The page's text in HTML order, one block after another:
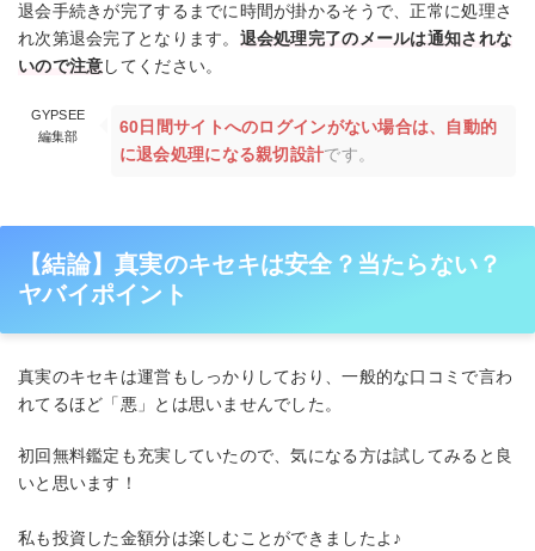
退会手続きが完了するまでに時間が掛かるそうで、正常に処理さ
れ次第退会完了となります。 退会処理完了のメールは通知されな
いので注意してください。
GYPSEE
編集部
60日間サイトへのログインがない場合は、自動的
に退会処理になる親切設計です。
【結論】真実のキセキは安全？当たらない？
ヤバイポイント
真実のキセキは運営もしっかりしており、一般的な口コミで言わ
れてるほど「悪」とは思いませんでした。
初回無料鑑定も充実していたので、気になる方は試してみると良
いと思います！
私も投資した金額分は楽しむことができましたよ♪